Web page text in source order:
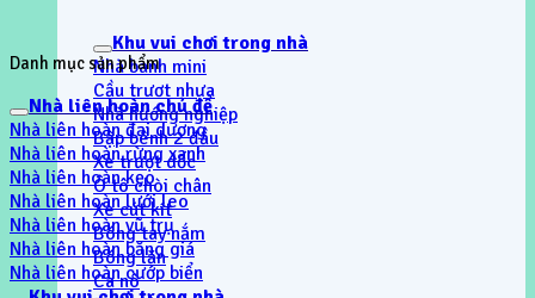
Khu vui chơi trong nhà
Nhà banh mini
Cầu trươt nhựa
Nhà hướng nghiệp
Bập bênh 2 đầu
Xe trượt dốc
Ô tô chòi chân
Xe cút kít
Bóng tay nắm
Bóng lăn
Ca nô
Danh mục sản phẩm
Nhà liên hoàn chủ đề
Nhà liên hoàn đại dương
Nhà liên hoàn rừng xanh
Nhà liên hoàn kẹo
Nhà liên hoàn lưới leo
Nhà liên hoàn vũ trụ
Nhà liên hoàn băng giá
Nhà liên hoàn cướp biển